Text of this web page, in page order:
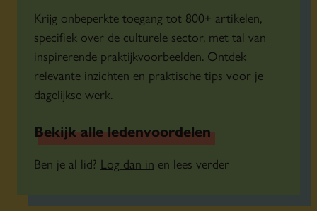
Krijg onbeperkte toegang tot 800+ artikelen,
specifiek over de culturele sector, met tal van
inspirerende praktijkvoorbeelden. Ontdek
relevante inzichten en praktische tips voor je
dagelijkse werk.
Bekijk alle ledenvoordelen
Ben je al lid? Log dan in en lees verder